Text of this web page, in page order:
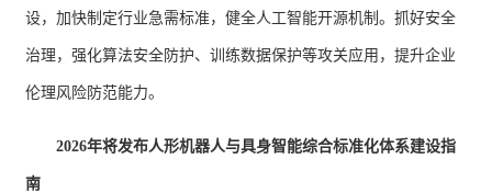
设，加快制定行业急需标准，健全人工智能开源机制。抓好安全
治理，强化算法安全防护、训练数据保护等攻关应用，提升企业
伦理风险防范能力。
2026年将发布人形机器人与具身智能综合标准化体系建设指
南